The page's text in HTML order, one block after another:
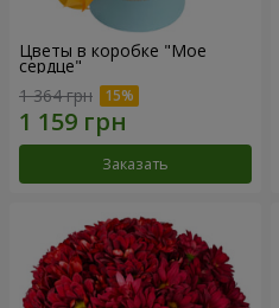
Цветы в коробке "Мое
сердце"
1 364 грн
Заказать